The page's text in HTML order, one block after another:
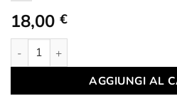
18,00 €
Rosario in Pietra Lavica da
AGGIUNGI AL